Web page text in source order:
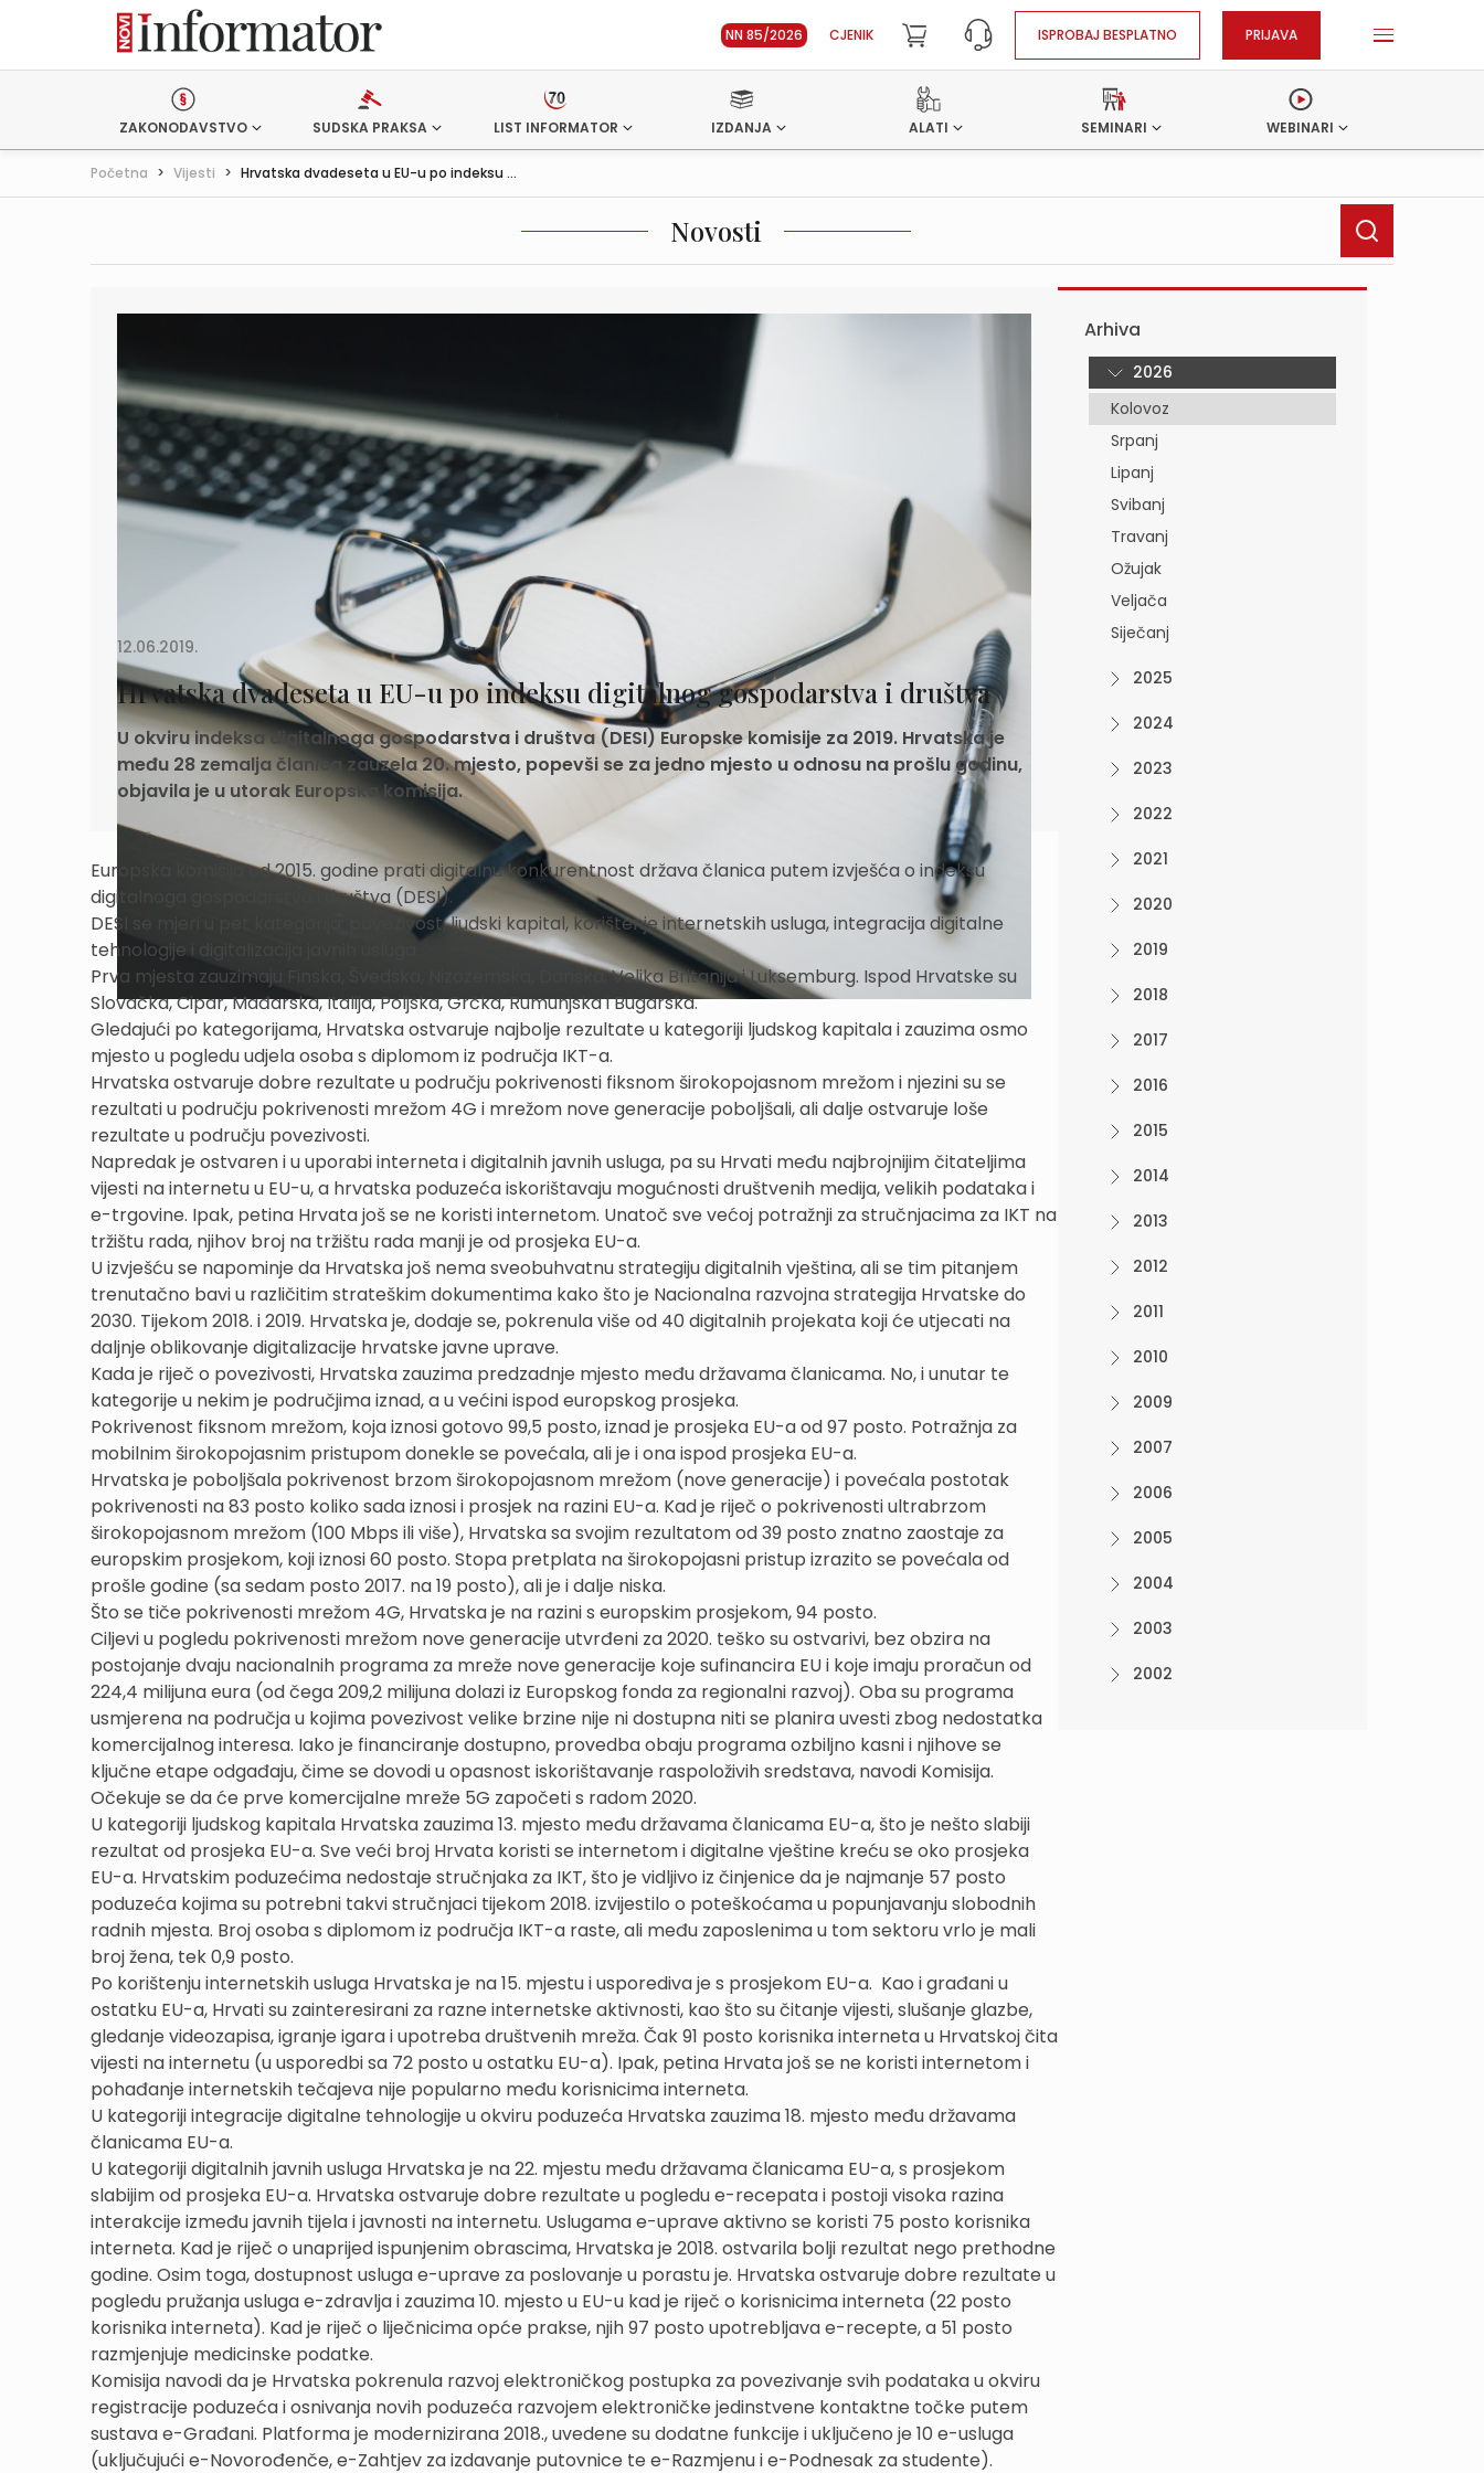
NN 85/2026 CJENIK ISPROBAJ BESPLATNO PRIJAVA
ZAKONODAVSTVO SUDSKA PRAKSA LIST INFORMATOR IZDANJA ALATI SEMINARI WEBINARI
Početna > Vijesti > Hrvatska dvadeseta u EU-u po indeksu ...
Novosti
12.06.2019.
Hrvatska dvadeseta u EU-u po indeksu digitalnog gospodarstva i društva
U okviru indeksa digitalnoga gospodarstva i društva (DESI) Europske komisije za 2019. Hrvatska je
među 28 zemalja članica zauzela 20. mjesto, popevši se za jedno mjesto u odnosu na prošlu godinu,
objavila je u utorak Europska komisija.
Europska komisija od 2015. godine prati digitalnu konkurentnost država članica putem izvješća o indeksu
digitalnoga gospodarstva i društva (DESI).
DESI se mjeri u pet kategorija: povezivost, ljudski kapital, korištenje internetskih usluga, integracija digitalne
tehnologije i digitalizacija javnih usluga.
Prva mjesta zauzimaju Finska, Švedska, Nizozemska, Danska, Velika Britanija i Luksemburg. Ispod Hrvatske su
Slovačka, Cipar, Mađarska, Italija, Poljska, Grčka, Rumunjska i Bugarska.
Gledajući po kategorijama, Hrvatska ostvaruje najbolje rezultate u kategoriji ljudskog kapitala i zauzima osmo
mjesto u pogledu udjela osoba s diplomom iz područja IKT-a.
Hrvatska ostvaruje dobre rezultate u području pokrivenosti fiksnom širokopojasnom mrežom i njezini su se
rezultati u području pokrivenosti mrežom 4G i mrežom nove generacije poboljšali, ali dalje ostvaruje loše
rezultate u području povezivosti.
Napredak je ostvaren i u uporabi interneta i digitalnih javnih usluga, pa su Hrvati među najbrojnijim čitateljima
vijesti na internetu u EU-u, a hrvatska poduzeća iskorištavaju mogućnosti društvenih medija, velikih podataka i
e-trgovine. Ipak, petina Hrvata još se ne koristi internetom. Unatoč sve većoj potražnji za stručnjacima za IKT na
tržištu rada, njihov broj na tržištu rada manji je od prosjeka EU-a.
U izvješću se napominje da Hrvatska još nema sveobuhvatnu strategiju digitalnih vještina, ali se tim pitanjem
trenutačno bavi u različitim strateškim dokumentima kako što je Nacionalna razvojna strategija Hrvatske do
2030. Tijekom 2018. i 2019. Hrvatska je, dodaje se, pokrenula više od 40 digitalnih projekata koji će utjecati na
daljnje oblikovanje digitalizacije hrvatske javne uprave.
Kada je riječ o povezivosti, Hrvatska zauzima predzadnje mjesto među državama članicama. No, i unutar te
kategorije u nekim je područjima iznad, a u većini ispod europskog prosjeka.
Pokrivenost fiksnom mrežom, koja iznosi gotovo 99,5 posto, iznad je prosjeka EU-a od 97 posto. Potražnja za
mobilnim širokopojasnim pristupom donekle se povećala, ali je i ona ispod prosjeka EU-a.
Hrvatska je poboljšala pokrivenost brzom širokopojasnom mrežom (nove generacije) i povećala postotak
pokrivenosti na 83 posto koliko sada iznosi i prosjek na razini EU-a. Kad je riječ o pokrivenosti ultrabrzom
širokopojasnom mrežom (100 Mbps ili više), Hrvatska sa svojim rezultatom od 39 posto znatno zaostaje za
europskim prosjekom, koji iznosi 60 posto. Stopa pretplata na širokopojasni pristup izrazito se povećala od
prošle godine (sa sedam posto 2017. na 19 posto), ali je i dalje niska.
Što se tiče pokrivenosti mrežom 4G, Hrvatska je na razini s europskim prosjekom, 94 posto.
Ciljevi u pogledu pokrivenosti mrežom nove generacije utvrđeni za 2020. teško su ostvarivi, bez obzira na
postojanje dvaju nacionalnih programa za mreže nove generacije koje sufinancira EU i koje imaju proračun od
224,4 milijuna eura (od čega 209,2 milijuna dolazi iz Europskog fonda za regionalni razvoj). Oba su programa
usmjerena na područja u kojima povezivost velike brzine nije ni dostupna niti se planira uvesti zbog nedostatka
komercijalnog interesa. Iako je financiranje dostupno, provedba obaju programa ozbiljno kasni i njihove se
ključne etape odgađaju, čime se dovodi u opasnost iskorištavanje raspoloživih sredstava, navodi Komisija.
Očekuje se da će prve komercijalne mreže 5G započeti s radom 2020.
U kategoriji ljudskog kapitala Hrvatska zauzima 13. mjesto među državama članicama EU-a, što je nešto slabiji
rezultat od prosjeka EU-a. Sve veći broj Hrvata koristi se internetom i digitalne vještine kreću se oko prosjeka
EU-a. Hrvatskim poduzećima nedostaje stručnjaka za IKT, što je vidljivo iz činjenice da je najmanje 57 posto
poduzeća kojima su potrebni takvi stručnjaci tijekom 2018. izvijestilo o poteškoćama u popunjavanju slobodnih
radnih mjesta. Broj osoba s diplomom iz područja IKT-a raste, ali među zaposlenima u tom sektoru vrlo je mali
broj žena, tek 0,9 posto.
Po korištenju internetskih usluga Hrvatska je na 15. mjestu i usporediva je s prosjekom EU-a. Kao i građani u
ostatku EU-a, Hrvati su zainteresirani za razne internetske aktivnosti, kao što su čitanje vijesti, slušanje glazbe,
gledanje videozapisa, igranje igara i upotreba društvenih mreža. Čak 91 posto korisnika interneta u Hrvatskoj čita
vijesti na internetu (u usporedbi sa 72 posto u ostatku EU-a). Ipak, petina Hrvata još se ne koristi internetom i
pohađanje internetskih tečajeva nije popularno među korisnicima interneta.
U kategoriji integracije digitalne tehnologije u okviru poduzeća Hrvatska zauzima 18. mjesto među državama
članicama EU-a.
U kategoriji digitalnih javnih usluga Hrvatska je na 22. mjestu među državama članicama EU-a, s prosjekom
slabijim od prosjeka EU-a. Hrvatska ostvaruje dobre rezultate u pogledu e-recepata i postoji visoka razina
interakcije između javnih tijela i javnosti na internetu. Uslugama e-uprave aktivno se koristi 75 posto korisnika
interneta. Kad je riječ o unaprijed ispunjenim obrascima, Hrvatska je 2018. ostvarila bolji rezultat nego prethodne
godine. Osim toga, dostupnost usluga e-uprave za poslovanje u porastu je. Hrvatska ostvaruje dobre rezultate u
pogledu pružanja usluga e-zdravlja i zauzima 10. mjesto u EU-u kad je riječ o korisnicima interneta (22 posto
korisnika interneta). Kad je riječ o liječnicima opće prakse, njih 97 posto upotrebljava e-recepte, a 51 posto
razmjenjuje medicinske podatke.
Komisija navodi da je Hrvatska pokrenula razvoj elektroničkog postupka za povezivanje svih podataka u okviru
registracije poduzeća i osnivanja novih poduzeća razvojem elektroničke jedinstvene kontaktne točke putem
sustava e-Građani. Platforma je modernizirana 2018., uvedene su dodatne funkcije i uključeno je 10 e-usluga
(uključujući e-Novorođenče, e-Zahtjev za izdavanje putovnice te e-Razmjenu i e-Podnesak za studente).
Arhiva
2026
Kolovoz
Srpanj
Lipanj
Svibanj
Travanj
Ožujak
Veljača
Siječanj
2025
2024
2023
2022
2021
2020
2019
2018
2017
2016
2015
2014
2013
2012
2011
2010
2009
2007
2006
2005
2004
2003
2002